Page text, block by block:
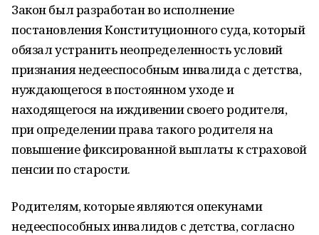
Закон был разработан во исполнение
постановления Конституционного суда, который
обязал устранить неопределенность условий
признания недееспособным инвалида с детства,
нуждающегося в постоянном уходе и
находящегося на иждивении своего родителя,
при определении права такого родителя на
повышение фиксированной выплаты к страховой
пенсии по старости.
Родителям, которые являются опекунами
недееспособных инвалидов с детства, согласно